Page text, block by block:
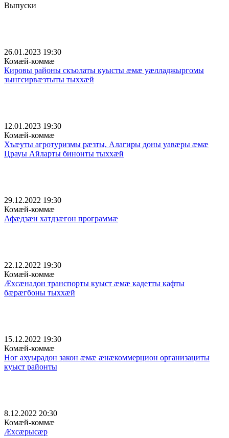
Выпуски
26.01.2023 19:30
Комæй-коммæ
Кировы районы скъолаты куысты æмæ уæлладжыргомы
зынгсирвæзтыты тыххæй
12.01.2023 19:30
Комæй-коммæ
Хъæуты агротуризмы рæзты, Алагиры доны уавæры æмæ
Црауы Айларты бинонты тыххæй
29.12.2022 19:30
Комæй-коммæ
Афæдзæн хатдзæгон программæ
22.12.2022 19:30
Комæй-коммæ
Æхсæнадон транспорты куыст æмæ кадетты кафты
бæрæгбоны тыххæй
15.12.2022 19:30
Комæй-коммæ
Ног ахуырадон закон æмæ æнæкоммерцион организациты
куыст районты
8.12.2022 20:30
Комæй-коммæ
Æхсæрысæр